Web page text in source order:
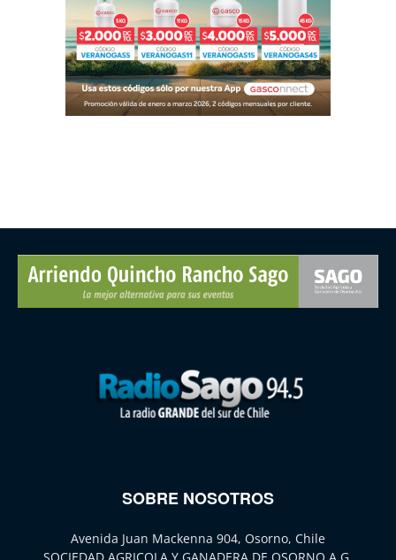
SOBRE NOSOTROS
Avenida Juan Mackenna 904, Osorno, Chile
SOCIEDAD AGRICOLA Y GANADERA DE OSORNO A.G.